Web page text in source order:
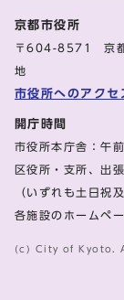
京都市役所
〒604-8571 京都
地
市役所へのアクセ
開庁時間
市役所本庁舎：午
区役所・支所、出
（いずれも土日祝
各施設のホームペ
(c) City of Kyoto.